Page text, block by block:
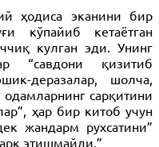
ҳодиса эканини бир
кўпайиб кетаётган
кулган эди. Унинг
“савдони қизитиб
деразалар, шолча,
сарқитини
ҳар бир китоб учун
жандарм рухсатини”
этишмайди.”